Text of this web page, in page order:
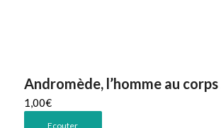
Andromède, l’homme au corps
1,00€
Ecouter